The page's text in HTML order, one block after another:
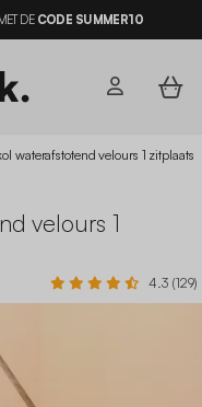
MET DE CODE SUMMER10
waterafstotend velours 1 zitplaats
velours 1
4.3 (129)